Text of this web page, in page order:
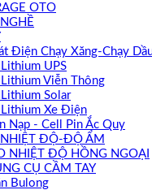
OTO
Điện Chạy Xăng-Chạy
UPS
Viễn Thông
Solar
Xe Điện
Nạp - Cell Pin Ắc Quy
NHIỆT ĐỘ-ĐỘ ẨM
NHIỆT ĐỘ HỒNG NGOẠI
CỤ CẦM TAY
Bulong